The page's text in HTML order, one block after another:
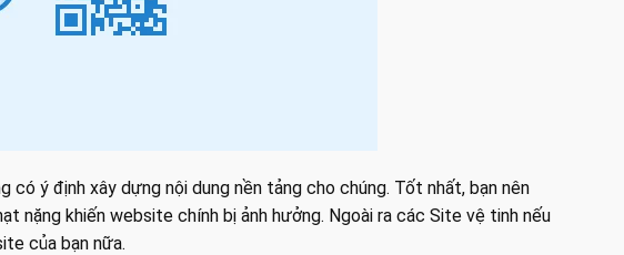
ý định xây dựng nội dung nền tảng cho chúng. Tốt nhất, bạn nên
nặng khiến website chính bị ảnh hưởng. Ngoài ra các Site vệ tinh nếu
của bạn nữa.